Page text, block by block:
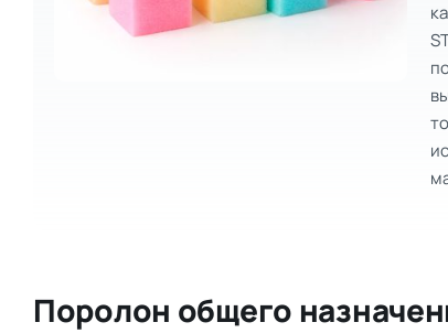
Поролон общего